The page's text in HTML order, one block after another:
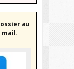
au
mail.